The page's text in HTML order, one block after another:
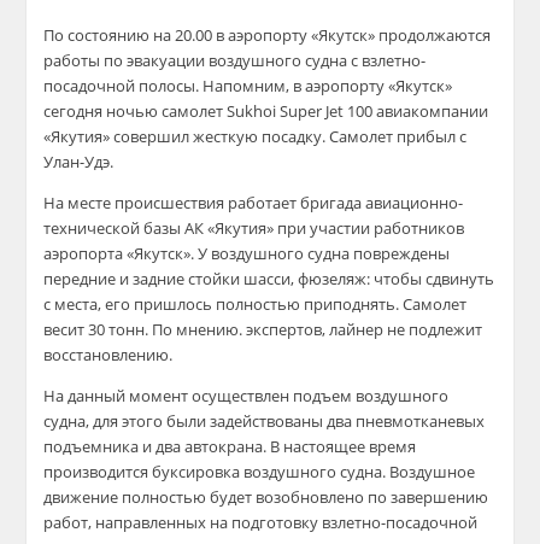
По состоянию на 20.00 в аэропорту «Якутск» продолжаются
работы по эвакуации воздушного судна с взлетно-
посадочной полосы. Напомним, в аэропорту «Якутск»
сегодня ночью самолет Sukhoi Super Jet 100 авиакомпании
«Якутия» совершил жесткую посадку. Самолет прибыл с
Улан-Удэ.
На месте происшествия работает бригада авиационно-
технической базы АК «Якутия» при участии работников
аэропорта «Якутск». У воздушного судна повреждены
передние и задние стойки шасси, фюзеляж: чтобы сдвинуть
с места, его пришлось полностью приподнять. Самолет
весит 30 тонн. По мнению. экспертов, лайнер не подлежит
восстановлению.
На данный момент осуществлен подъем воздушного
судна, для этого были задействованы два пневмотканевых
подъемника и два автокрана. В настоящее время
производится буксировка воздушного судна. Воздушное
движение полностью будет возобновлено по завершению
работ, направленных на подготовку взлетно-посадочной